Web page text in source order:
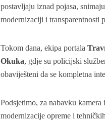
postavljaju iznad pojasa,
modernizaciji i transparentnosti
Tokom dana, ekipa portala
Okuka, gdje su policijski
obaviješteni da se kompletna
Podsjetimo, za nabavku
modernizacije opreme i